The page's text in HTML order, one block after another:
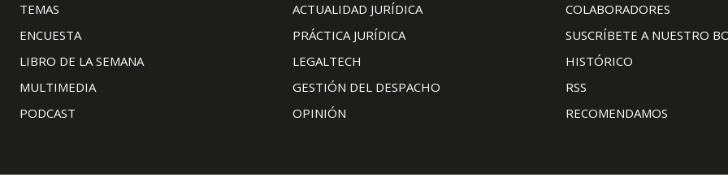
TEMAS
ENCUESTA
LIBRO DE LA SEMANA
MULTIMEDIA
PODCAST
ACTUALIDAD JURÍDICA
PRÁCTICA JURÍDICA
LEGALTECH
GESTIÓN DEL DESPACHO
OPINIÓN
COLABORADORES
SUSCRÍBETE A NUESTRO
HISTÓRICO
RSS
RECOMENDAMOS